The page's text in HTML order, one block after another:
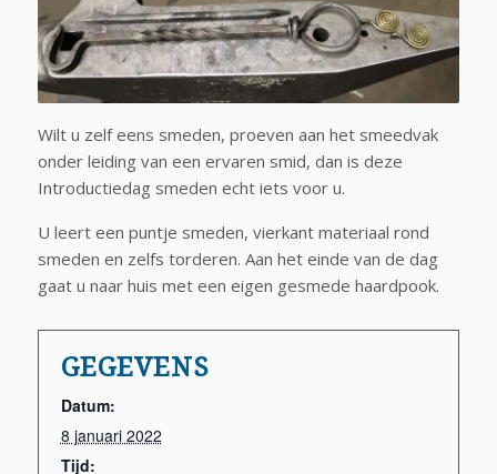
Wilt u zelf eens smeden, proeven aan het smeedvak
onder leiding van een ervaren smid, dan is deze
Introductiedag smeden echt iets voor u.
U leert een puntje smeden, vierkant materiaal rond
smeden en zelfs torderen. Aan het einde van de dag
gaat u naar huis met een eigen gesmede haardpook.
GEGEVENS
Datum:
8 januari 2022
Tijd: